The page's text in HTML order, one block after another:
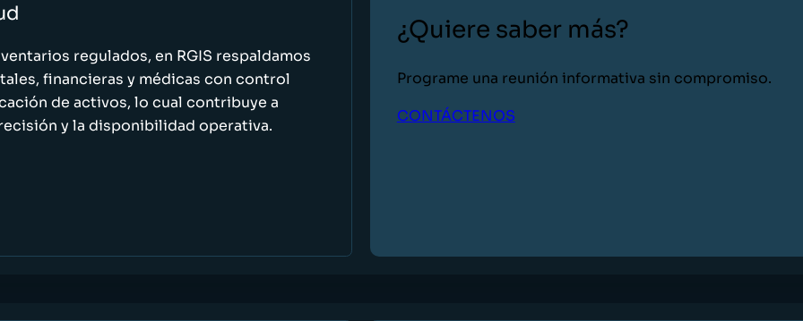
regulados, en RGIS respaldamos
financieras y médicas con control
de activos, lo cual contribuye a
y la disponibilidad operativa.
¿Quiere saber más?
Programe una reunión informativa sin compromiso.
CONTÁCTENOS